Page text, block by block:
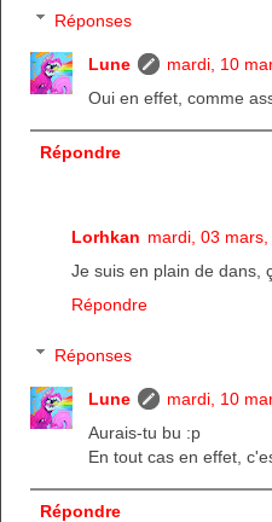
Réponses
Lune
mardi, 10
Oui en effet, comme
Répondre
Lorhkan mardi, 03
Je suis en plain de dans,
Répondre
Réponses
Lune
mardi, 10
Aurais-tu bu :p
En tout cas en effet,
Répondre